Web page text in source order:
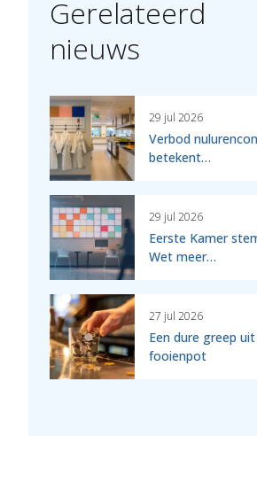
Gerelateerd
nieuws
29 jul 2026
Verbod
betekent…
29 jul 2026
Eerste Kamer
Wet meer…
27 jul 2026
Een dure greep
fooienpot